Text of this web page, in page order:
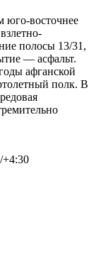
юго-восточнее
полосы 13/31,
— асфальт.
афганской
полк. В
+4:30